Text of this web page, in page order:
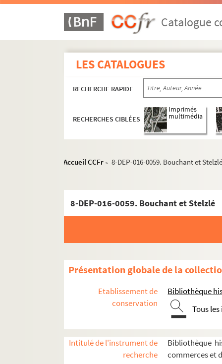
Catalogue
LES CATALOGUES
RECHERCHE RAPIDE
RECHERCHES CIBLÉES
Imprimés
multimédia
Accueil CCFr > 8-DEP-016-0059. Bouchant et
8-DEP-016-0059. Bouchant et Stelzlé
Présentation globale de la
Etablissement de
conservation
Bibliothèque
Tous
Intitulé de l'instrument de
recherche
Bibliothèque
commerces et
Mercerie
Linge de maison, blanc, trousseaux
Commerces de confection et de prêt-à-